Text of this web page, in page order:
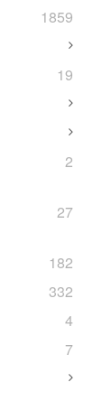
1859
19
2
27
182
332
4
7